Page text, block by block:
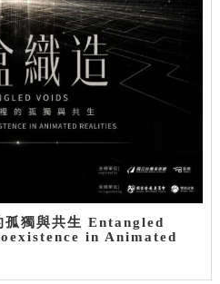
孤獨與共生 Entangled
in Animated